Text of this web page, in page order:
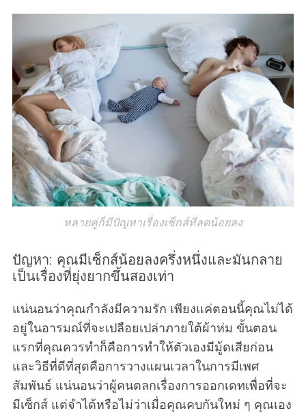
หลายคู่ก็มีปัญหาเรื่องเซ็กส์ที่ลดน้อยลง
ปัญหา: คุณมีเซ็กส์น้อยลงครึ่งหนึ่งและมันกลาย
เป็นเรื่องที่ยุ่งยากขึ้นสองเท่า
แน่นอนว่าคุณกำลังมีความรัก เพียงแค่ตอนนี้คุณไม่ได้
อยู่ในอารมณ์ที่จะเปลือยเปล่าภายใต้ผ้าห่ม ขั้นตอน
แรกที่คุณควรทำก็คือการทำให้ตัวเองมีมู้ดเสียก่อน
และวิธีที่ดีที่สุดคือการวางแผนเวลาในการมีเพศ
สัมพันธ์ แน่นอนว่าผู้คนตลกเรื่องการออกเดทเพื่อที่จะ
มีเซ็กส์ แต่จำได้หรือไม่ว่าเมื่อคุณคบกันใหม่ ๆ คุณเอง